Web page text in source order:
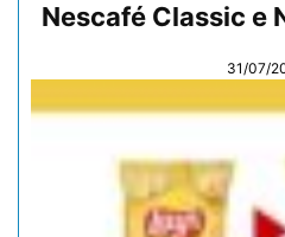
Nescafé Classic e
31/07/